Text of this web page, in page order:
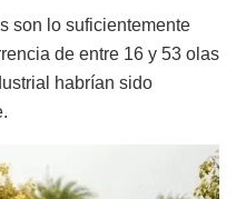
son lo suficientemente
de entre 16 y 53 olas
habrían sido